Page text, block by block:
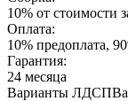
10% от стоимости
Оплата:
10% предоплата,
Гарантия:
24 месяца
Варианты ЛДСП